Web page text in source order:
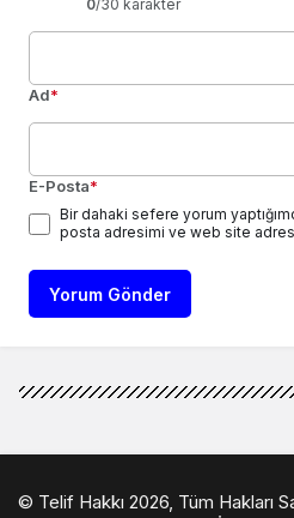
0/30 karakter
Ad*
E-Posta*
Bir dahaki sefere yorum
posta adresimi ve web site
Yorum Gönder
© Telif Hakkı 2026, Tüm Hakları